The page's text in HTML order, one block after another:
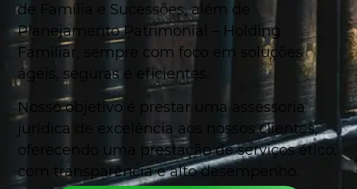
de Família e Sucessões, além de
Planejamento Patrimonial – Holding
Familiar, sempre com foco em soluções
ágeis, seguras e eficientes.
Nosso objetivo é prestar uma assessoria
jurídica de excelência aos nossos clientes,
oferecendo uma prestação de serviços ético,
com transparência e alto desempenho.